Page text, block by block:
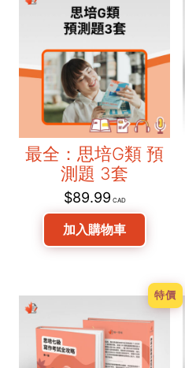
最全：思培G類 預
測題 3套
$89.99
加入購物車
特價